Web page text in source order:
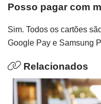
Posso pagar com
Sim. Todos os cartões
Google Pay e Samsung
Relacionados